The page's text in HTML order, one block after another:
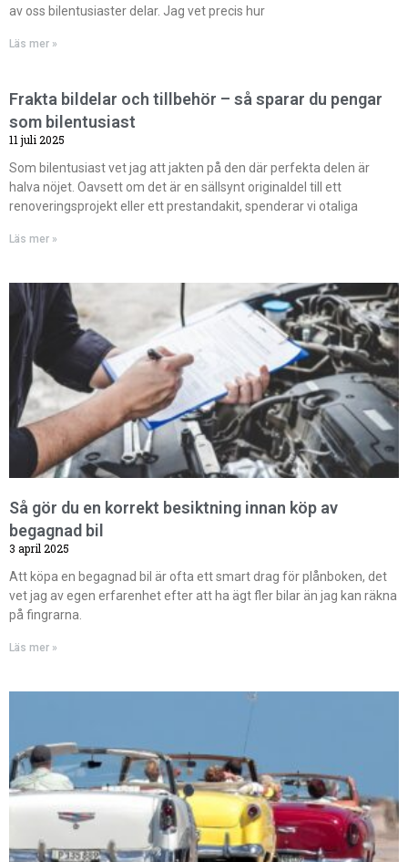
av oss bilentusiaster delar. Jag vet precis hur
Läs mer »
Frakta bildelar och tillbehör – så sparar du pengar
som bilentusiast
11 juli 2025
Som bilentusiast vet jag att jakten på den där perfekta delen är
halva nöjet. Oavsett om det är en sällsynt originaldel till ett
renoveringsprojekt eller ett prestandakit, spenderar vi otaliga
Läs mer »
Så gör du en korrekt besiktning innan köp av
begagnad bil
3 april 2025
Att köpa en begagnad bil är ofta ett smart drag för plånboken, det
vet jag av egen erfarenhet efter att ha ägt fler bilar än jag kan räkna
på fingrarna.
Läs mer »